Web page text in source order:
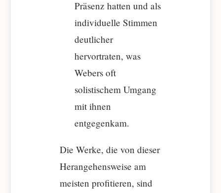
Präsenz hatten und als
individuelle Stimmen
deutlicher
hervortraten, was
Webers oft
solistischem Umgang
mit ihnen
entgegenkam.
Die Werke, die von dieser
Herangehensweise am
meisten profitieren, sind